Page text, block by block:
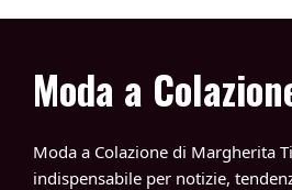
Moda a
Moda a Colazione di Margherita
indispensabile per notizie,